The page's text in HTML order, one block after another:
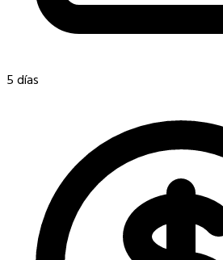
5 días